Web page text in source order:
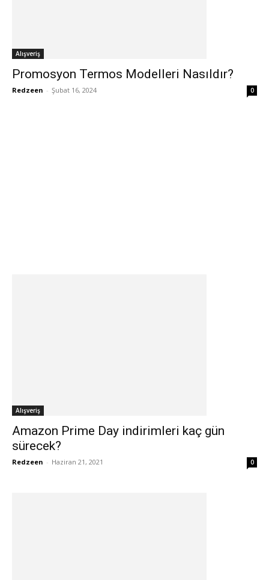
Alışveriş
Promosyon Termos Modelleri Nasıldır?
Redzeen - Şubat 16, 2024 0
Alışveriş
Amazon Prime Day indirimleri kaç gün
sürecek?
Redzeen - Haziran 21, 2021 0